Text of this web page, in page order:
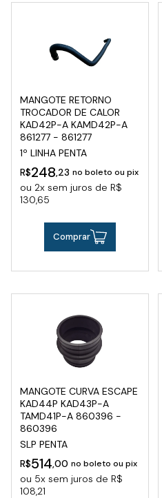
MANGOTE RETORNO
TROCADOR DE CALOR
KAD42P-A KAMD42P-A
861277 - 861277
1º LINHA PENTA
R$248 ,23 no boleto ou pix
ou 2x sem juros de R$
130,65
Comprar
MANGOTE CURVA ESCAPE
KAD44P KAD43P-A
TAMD41P-A 860396 -
860396
SLP PENTA
R$514,00 no boleto ou pix
ou 5x sem juros de R$
108,21